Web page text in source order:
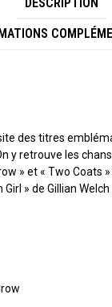
des titres
y retrouve les
» et « Two Coats
» de Gillian